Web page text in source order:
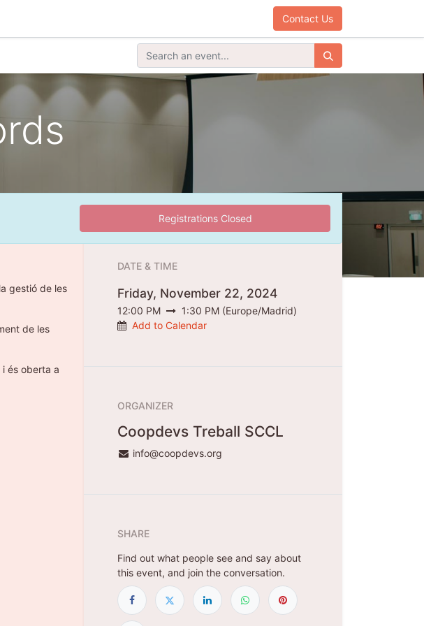
Contact Us
Registrations Closed
gestió de les
de les
i és oberta a
DATE & TIME
Friday, November 22, 2024
12:00 PM 1:30 PM (Europe/Madrid)
Add to Calendar
ORGANIZER
Coopdevs Treball SCCL
info@coopdevs.org
SHARE
Find out what people see and say about
this event, and join the conversation.